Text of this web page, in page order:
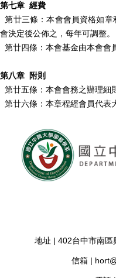
第七章 經費
第廿三條：本會會員資格如
會決定後公佈之，每年可調整。
第廿四條：本會基金由本會會
第八章 附則
第廿五條：本會會務之辦理細
第廿六條：本章程經會員代表
地址 | 402台中市南區
信箱 |